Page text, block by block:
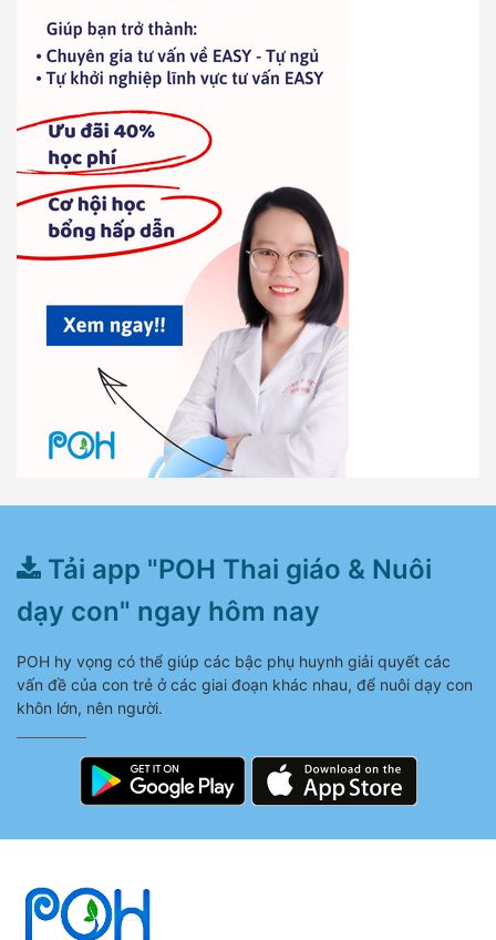
Tải app "POH Thai giáo & Nuôi
dạy con" ngay hôm nay
POH hy vọng có thể giúp các bậc phụ huynh giải quyết các
vấn đề của con trẻ ở các giai đoạn khác nhau, để nuôi dạy con
khôn lớn, nên người.